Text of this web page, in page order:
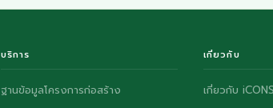
บริการ
ฐานข้อมูลโครงการก่อสร้าง
เกี่ยวกับ
เกี่ยวกับ iCONS